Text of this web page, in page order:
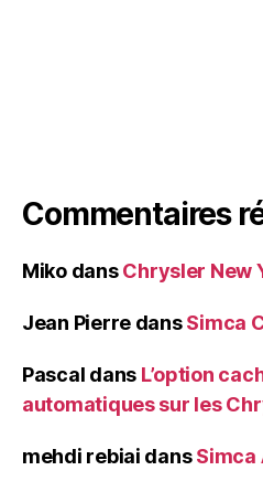
Commentaires
MikodansChrysler New
Jean Pierre dansSimca
Pascal dans L’option
automatiques sur les
mehdi rebiai dansSimca